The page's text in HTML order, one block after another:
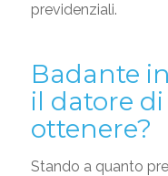
previdenziali.
Badante
il datore
ottenere?
Stando a quanto